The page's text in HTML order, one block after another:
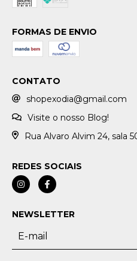
FORMAS DE ENVIO
CONTATO
shopexodia@gmail.com
Visite o nosso Blog!
Rua Alvaro Alvim 24, sala
REDES SOCIAIS
NEWSLETTER